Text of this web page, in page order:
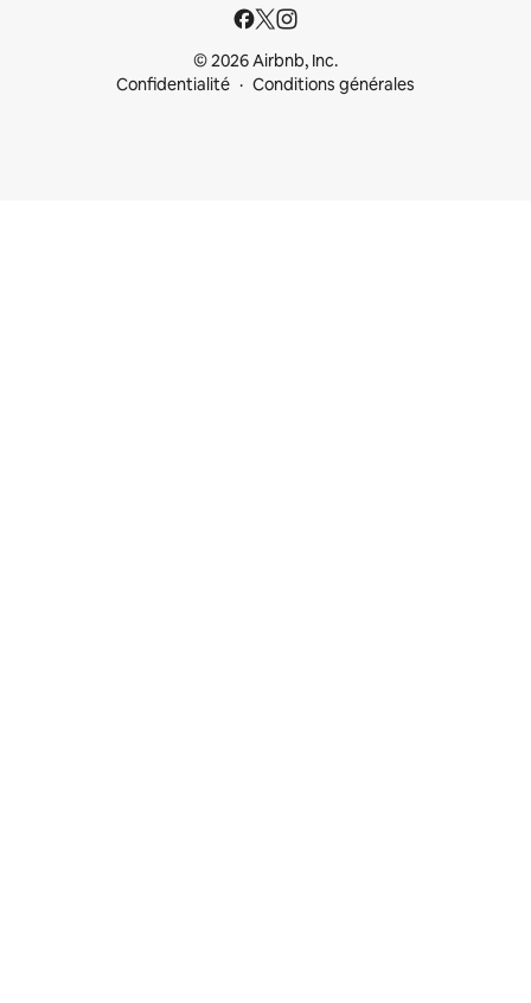
© 2026 Airbnb, Inc.
Confidentialité
Conditions générales